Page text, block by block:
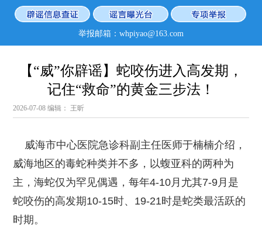
举报邮箱：whpiyao@163.com
【“威”你辟谣】蛇咬伤进入高发期，
记住“救命”的黄金三步法！
2026-07-08编辑： 王昕
威海市中心医院急诊科副主任医师于楠楠介绍，
威海地区的毒蛇种类并不多，以蝮亚科的两种为
主，海蛇仅为罕见偶遇，每年4-10月尤其7-9月是
蛇咬伤的高发期10-15时、19-21时是蛇类最活跃的
时期。